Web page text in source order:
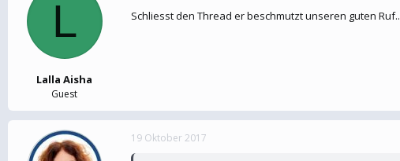
L
Lalla Aisha
Guest
Schliesst den Thread er beschmutzt unseren guten Ruf..
19 Oktober 2017